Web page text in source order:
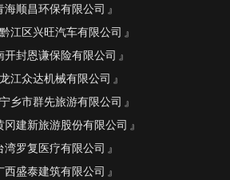
海顺昌环保有限公司
江区兴旺汽车有限公司
开封恩谦保险有限公司
江众达机械有限公司
乡市群先旅游有限公司
冈建新旅游股份有限公司
湾罗复医疗有限公司
西盛泰建筑有限公司